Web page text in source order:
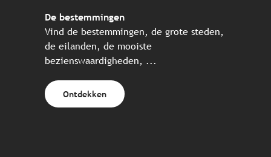
De bestemmingen
Vind de bestemmingen, de grote steden,
de eilanden, de mooiste
bezienswaardigheden, ...
Ontdekken